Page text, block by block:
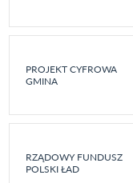
PROJEKT CYFROWA
GMINA
RZĄDOWY FUNDUSZ
POLSKI ŁAD